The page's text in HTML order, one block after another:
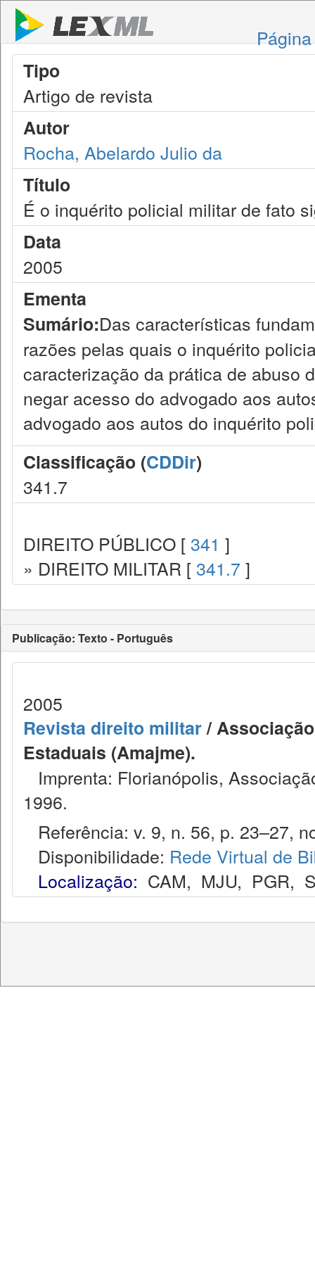
Tipo
Artigo de revista
Autor
Rocha, Abelardo Julio da
Título
É o inquérito policial militar de fato
Data
2005
Ementa
Sumário:Das características
razões pelas quais o inquérito
caracterização da prática de abuso
negar acesso do advogado aos
advogado aos autos do inquérito
Classificação (CDDir)
341.7
DIREITO PÚBLICO [ 341 ]
» DIREITO MILITAR [ 341.7 ]
Publicação: Texto - Português
2005
Revista direito militar/
Estaduais (Amajme).
Imprenta: Florianópolis,
1996.
Referência: v. 9, n. 56, p. 23–27,
Disponibilidade: Rede Virtual de
Localização: CAM, MJU, PGR,